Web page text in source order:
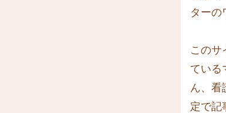
ターの
このサ
ている
ん、看
定で記